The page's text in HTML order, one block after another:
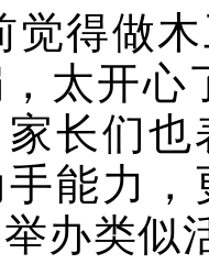
觉得做
太开心
长们
能力
举办类